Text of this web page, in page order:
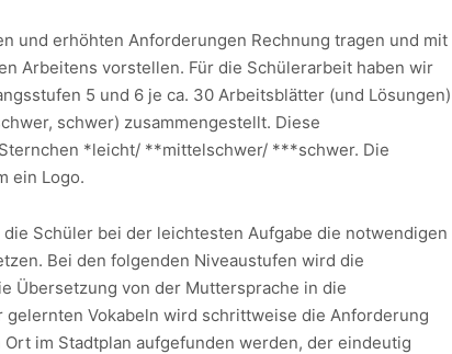
und erhöhten Anforderungen Rechnung tragen und mit
Arbeitens vorstellen. Für die Schülerarbeit haben wir
5 und 6 je ca. 30 Arbeitsblätter (und Lösungen)
schwer) zusammengestellt. Diese
*leicht/ **mittelschwer/ ***schwer. Die
ein Logo.
die Schüler bei der leichtesten Aufgabe die notwendigen
Bei den folgenden Niveaustufen wird die
Übersetzung von der Muttersprache in die
Vokabeln wird schrittweise die Anforderung
im Stadtplan aufgefunden werden, der eindeutig